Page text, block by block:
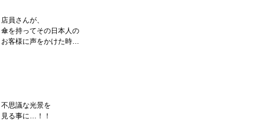
店員さんが、
傘を持ってその日本人の
お客様に声をかけた時…
不思議な光景を
見る事に…！！